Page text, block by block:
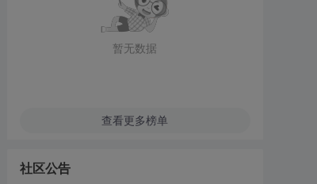
暂无数据
查看更多榜单
社区公告